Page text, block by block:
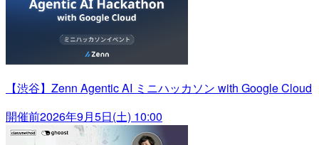
【渋谷】Zenn Agentic AI ミニハッカソン with Google Cloud
開催前2026年9月5日(土) 10:00